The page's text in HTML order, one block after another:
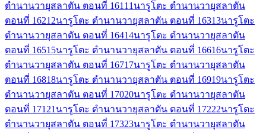
ตำนานวายุสลาตัน ตอนที่ 161 11 นารูโตะ ตำนานวายุสลาตัน
ตอนที่ 16212นารูโตะ ตำนานวายุสลาตัน ตอนที่ 16313นารูโตะ
ตำนานวายุสลาตัน ตอนที่ 16414นารูโตะ ตำนานวายุสลาตัน
ตอนที่ 16515นารูโตะ ตำนานวายุสลาตัน ตอนที่ 16616นารูโตะ
ตำนานวายุสลาตัน ตอนที่ 16717นารูโตะ ตำนานวายุสลาตัน
ตอนที่ 16818นารูโตะ ตำนานวายุสลาตัน ตอนที่ 16919นารูโตะ
ตำนานวายุสลาตัน ตอนที่ 17020นารูโตะ ตำนานวายุสลาตัน
ตอนที่ 171 21 นารูโตะ ตำนานวายุสลาตัน ตอนที่ 17222นารูโตะ
ตำนานวายุสลาตัน ตอนที่ 17323นารูโตะ ตำนานวายุสลาตัน